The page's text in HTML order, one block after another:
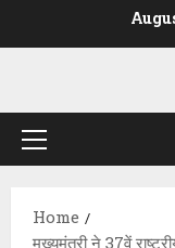
Primary
Home
मुख्यमंत्री ने 37वें